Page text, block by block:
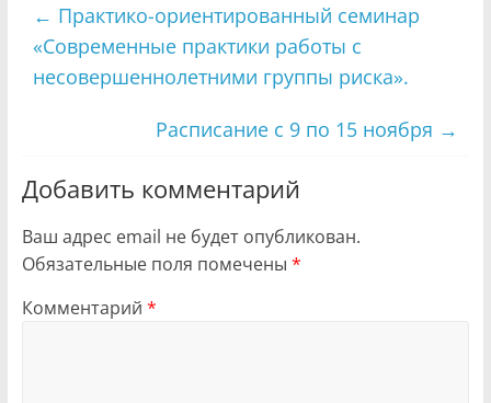
← Практико-ориентированный семинар
«Современные практики работы с
несовершеннолетними группы риска».
Расписание с 9 по 15 ноября →
Добавить комментарий
Ваш адрес email не будет опубликован.
Обязательные поля помечены *
Комментарий *